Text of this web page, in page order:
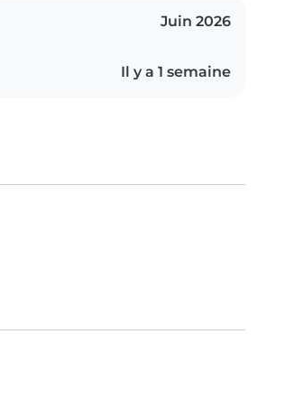
Juin 2026
Il y a 1 semaine